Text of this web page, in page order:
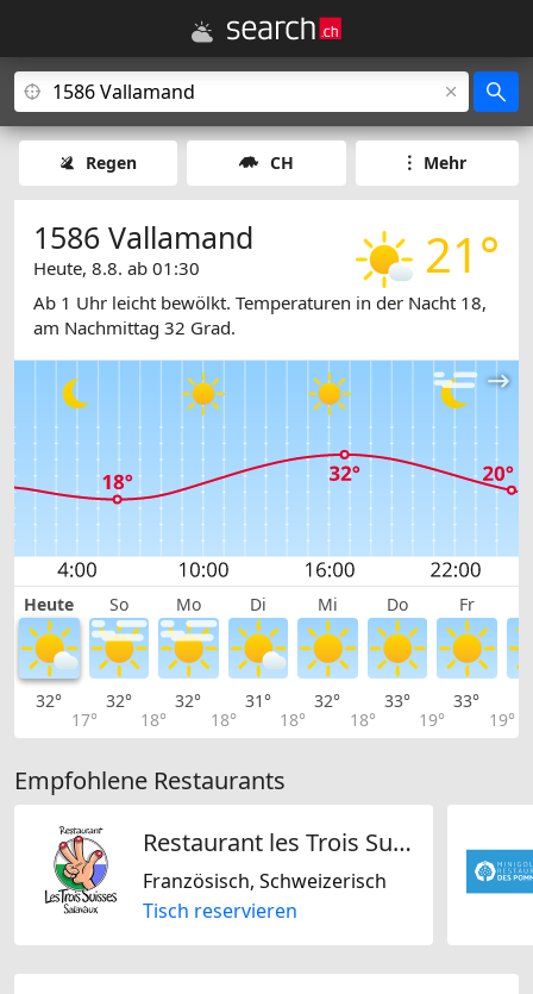
Regen CH Mehr
21°
1586 Vallamand
Heute, 8.8. ab 01:30
Ab 1 Uhr leicht bewölkt. Temperaturen in der Nacht 18,
am Nachmittag 32 Grad.
Heute So Mo Di Mi Do Fr
32°
17°
32°
18°
32°
18°
31°
18°
32°
18°
33°
19°
33°
19°
Empfohlene Restaurants
Restaurant les Trois Suisses SA
Französisch, Schweizerisch
Tisch reservieren